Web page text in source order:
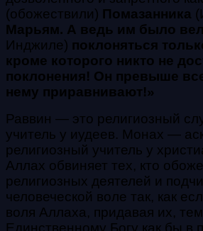
(обожествили) Помазанника
Марьям. А ведь им было
Инджиле) поклоняться
кроме которого никто не
поклонения! Он превыше
нему приравнивают!»
Раввин — это религиозный
учитель у иудеев. Монах —
религиозный учитель у
Аллах обвиняет тех, кто
религиозных деятелей и
человеческой воле так, как
воля Аллаха, придавая их,
Единственному Богу как бы в